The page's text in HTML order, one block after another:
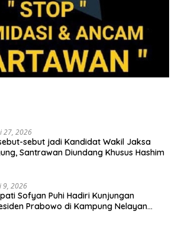
27, 2026
sebut jadi Kandidat Wakil Jaksa
Santrawan Diundang Khusus Hashim
9, 2026
Sofyan Puhi Hadiri Kunjungan
Prabowo di Kampung Nelayan